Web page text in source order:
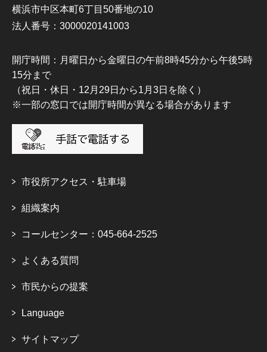
横浜市中区本町6丁目50番地の10
法人番号：3000020141003
開庁時間：月曜日から金曜日の午前8時45分から午後5時
15分まで
（祝日・休日・12月29日から1月3日を除く）
※一部の窓口では開庁時間が異なる場合があります
市役所アクセス・駐車場
組織案内
コールセンター：045-664-2525
よくある質問
市民からの提案
Language
サイトマップ